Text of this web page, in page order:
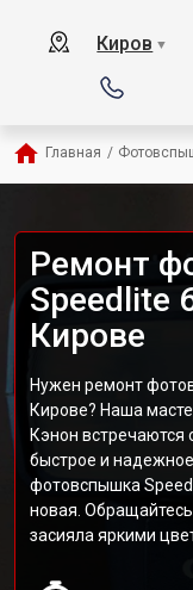
Киров ▼
Главная /
Ремонт
Speedlite
Кирове
Нужен ремонт
Кирове? Наша
Кэнон
быстрое и
фотовспышка
новая.
засияла яркими